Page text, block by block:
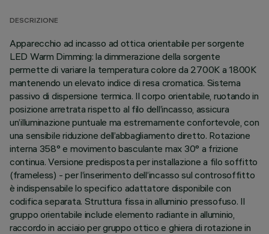
DESCRIZIONE
Apparecchio ad incasso ad ottica orientabile per sorgente
LED Warm Dimming: la dimmerazione della sorgente
permette di variare la temperatura colore da 2700K a 1800K
mantenendo un elevato indice di resa cromatica. Sistema
passivo di dispersione termica. Il corpo orientabile, ruotando in
posizione arretrata rispetto al filo dell’incasso, assicura
un’illuminazione puntuale ma estremamente confortevole, con
una sensibile riduzione dell’abbagliamento diretto. Rotazione
interna 358° e movimento basculante max 30° a frizione
continua. Versione predisposta per installazione a filo soffitto
(frameless) - per l’inserimento dell’incasso sul controsoffitto
è indispensabile lo specifico adattatore disponibile con
codifica separata. Struttura fissa in alluminio pressofuso. Il
gruppo orientabile include elemento radiante in alluminio,
raccordo in acciaio per gruppo ottico e ghiera di rotazione in